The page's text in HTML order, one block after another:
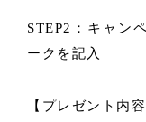
STEP2：キャン
ークを記入
【プレゼント内容